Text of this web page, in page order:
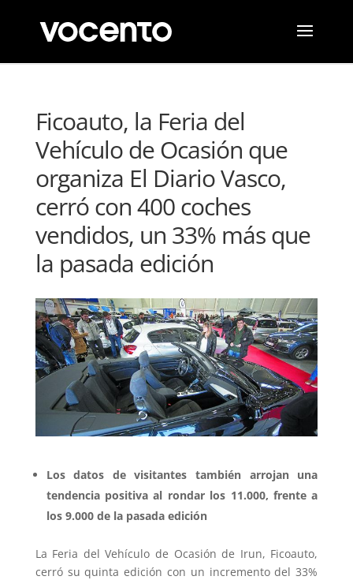
Ficoauto, la Feria del
Vehículo de Ocasión que
organiza El Diario Vasco,
cerró con 400 coches
vendidos, un 33% más que
la pasada edición
Los datos de visitantes también arrojan una
tendencia positiva al rondar los 11.000, frente a
los 9.000 de la pasada edición
La Feria del Vehículo de Ocasión de Irun, Ficoauto,
cerró su quinta edición con un incremento del 33%